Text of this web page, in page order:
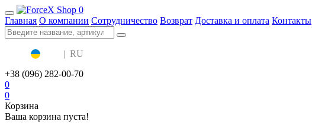
0
Главная О компании Сотрудничество Возврат Доставка и оплата Контакты
| RU
+38 (096) 282-00-70
0
0
Корзина
Ваша корзина пуста!